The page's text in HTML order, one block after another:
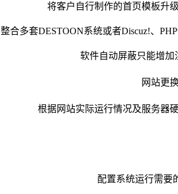
将客户自行制作的首页模板升
整合多套DESTOON系统或者Discuz!、
软件自动屏蔽只能增
网站更
根据网站实际运行情况及服务器
配置系统运行需要